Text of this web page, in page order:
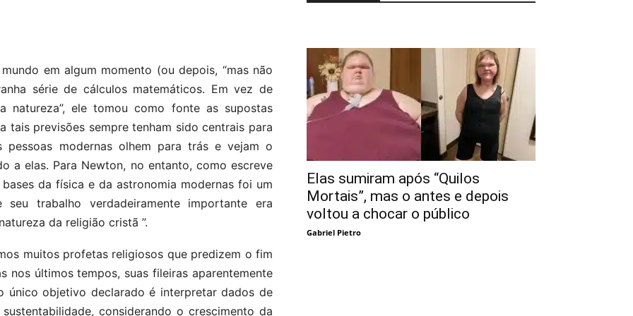
em algum momento (ou depois, “mas não
série de cálculos matemáticos. Em vez de
ele tomou como fonte as supostas
previsões sempre tenham sido centrais para
pessoas modernas olhem para trás e vejam o
a elas. Para Newton, no entanto, como escreve
da física e da astronomia modernas foi um
trabalho verdadeiramente importante era
da religião cristã ”.
muitos profetas religiosos que predizem o fim
nos últimos tempos, suas fileiras aparentemente
único objetivo declarado é interpretar dados de
considerando o crescimento da
Elas sumiram após “Quilos
Mortais”, mas o antes e depois
voltou a chocar o público
Gabriel Pietro